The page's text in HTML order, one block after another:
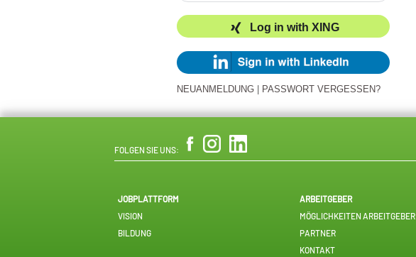
Log in with XING
NEUANMELDUNG PASSWORT VERGESSEN?
FOLGEN SIE UNS:
JOBPLATTFORM
VISION
BILDUNG
ARBEITGEBER
MÖGLICHKEITEN ARBEITGEBER
PARTNER
KONTAKT